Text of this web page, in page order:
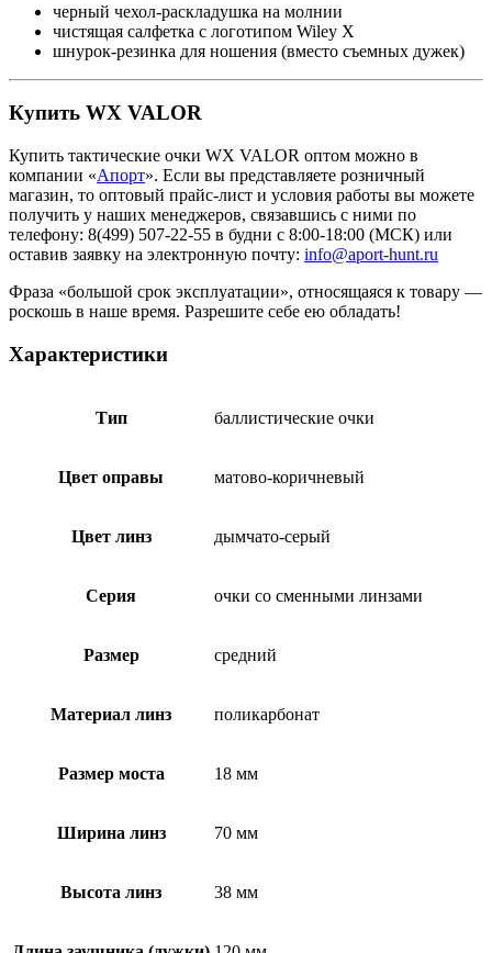
черный чехол-раскладушка на молнии
чистящая салфетка с логотипом Wiley X
шнурок-резинка для ношения (вместо съемных дужек)
Купить WX VALOR
Купить тактические очки WX VALOR оптом можно в
компании «Апорт». Если вы представляете розничный
магазин, то оптовый прайс-лист и условия работы вы можете
получить у наших менеджеров, связавшись с ними по
телефону: 8(499) 507-22-55 в будни с 8:00-18:00 (МСК) или
оставив заявку на электронную почту: info@aport-hunt.ru
Фраза «большой срок эксплуатации», относящаяся к товару —
роскошь в наше время. Разрешите себе ею обладать!
Характеристики
Тип баллистические очки
Цвет оправы матово-коричневый
Цвет линз дымчато-серый
Серия очки со сменными линзами
Размер средний
Материал линз поликарбонат
Размер моста 18 мм
Ширина линз 70 мм
Высота линз 38 мм